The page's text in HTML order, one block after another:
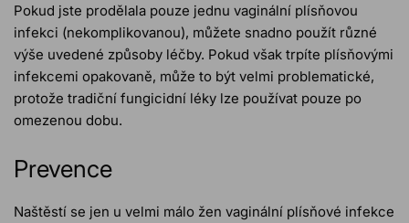
Pokud jste prodělala pouze jednu vaginální plísňovou
infekci (nekomplikovanou), můžete snadno použít různé
výše uvedené způsoby léčby. Pokud však trpíte plísňovými
infekcemi opakovaně, může to být velmi problematické,
protože tradiční fungicidní léky lze používat pouze po
omezenou dobu.
Prevence
Naštěstí se jen u velmi málo žen vaginální plísňové infekce